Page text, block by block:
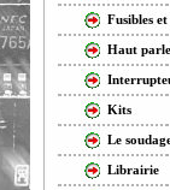
Fusibles
Haut
Kits
Le
Librairie